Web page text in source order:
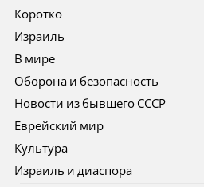
Коротко
Израиль
В мире
Оборона и безопасность
Новости из бывшего СССР
Еврейский мир
Культура
Израиль и диаспора